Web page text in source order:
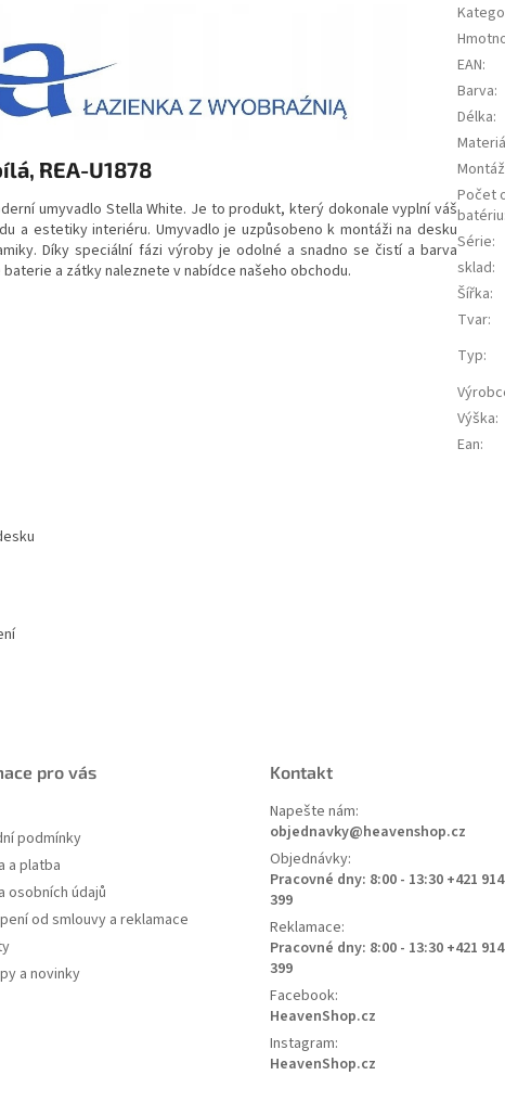
REA-U1878
umyvadlo Stella White. Je to produkt, který dokonale vyplní váš
a estetiky interiéru. Umyvadlo je uzpůsobeno k montáži na desku
Díky speciální fázi výroby je odolné a snadno se čistí a barva
a zátky naleznete v nabídce našeho obchodu.
EAN:
Barva:
Délka:
Montáž
Počet
batériu
Série:
sklad:
Šířka:
Tvar:
Typ:
Výška:
Ean:
pro vás
podmínky
a platba
osobních údajů
od smlouvy a reklamace
a novinky
Kontakt
Napešte nám:
objednavky@heavenshop.cz
Objednávky:
Pracovné dny: 8:00 - 13:30 +421
399
Reklamace:
Pracovné dny: 8:00 - 13:30 +421
399
Facebook:
HeavenShop.cz
Instagram:
HeavenShop.cz